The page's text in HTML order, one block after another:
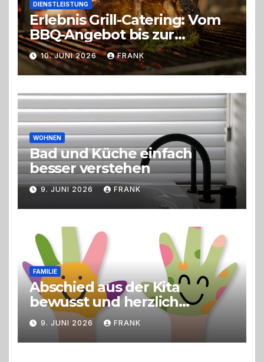
DIENSTLEISTUNG
Erlebnis Grill-Catering: Vom
BBQ-Angebot bis zur
perfekten Eventorganisation
Trend zu Outdoor-Events,
Erlebnisgastronomie und
Live-Cooking
10. JUNI 2026 FRANK
WOHNEN
Bad und Küche einfach
besser verstehen
9. JUNI 2026 FRANK
FAMILIE
Abschied aus der Kita
bewusst und herzlich
gestalten
9. JUNI 2026 FRANK